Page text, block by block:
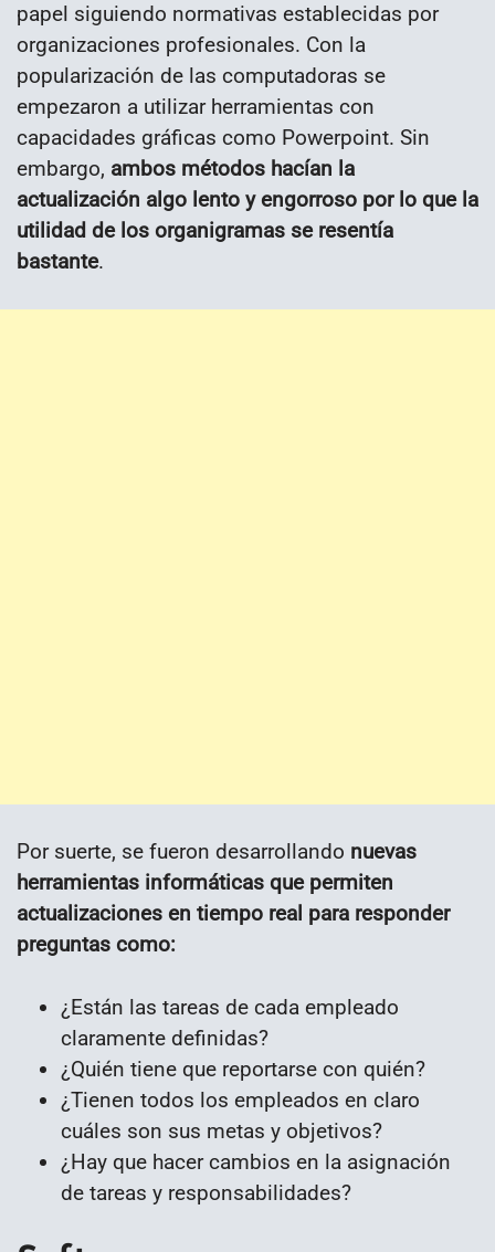
papel siguiendo normativas establecidas por
organizaciones profesionales. Con la
popularización de las computadoras se
empezaron a utilizar herramientas con
capacidades gráficas como Powerpoint. Sin
embargo, ambos métodos hacían la
actualización algo lento y engorroso por lo que la
utilidad de los organigramas se resentía
bastante.
Por suerte, se fueron desarrollando nuevas
herramientas informáticas que permiten
actualizaciones en tiempo real para responder
preguntas como:
¿Están las tareas de cada empleado
claramente definidas?
¿Quién tiene que reportarse con quién?
¿Tienen todos los empleados en claro
cuáles son sus metas y objetivos?
¿Hay que hacer cambios en la asignación
de tareas y responsabilidades?